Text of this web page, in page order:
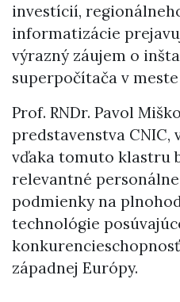
investícií,
informatizácie
výrazný záujem o
superpočítača v meste
Prof. RNDr. Pavol
predstavenstva CNIC,
vďaka tomuto klastru
relevantné
podmienky na
technológie
západnej Európy.